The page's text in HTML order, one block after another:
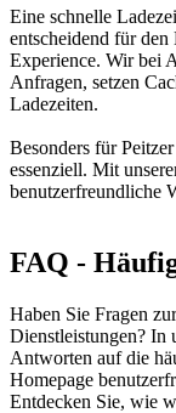
Eine schnelle
entscheidend für
Experience. Wir bei
Anfragen, setzen
Ladezeiten.
Besonders für
essenziell. Mit
benutzerfreundliche
FAQ -
Haben Sie Fragen
Dienstleistungen? In
Antworten auf die
Homepage
Entdecken Sie, wie